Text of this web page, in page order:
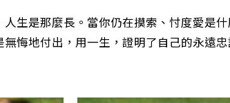
生是那麼長。當你仍在摸索、忖度愛是什
悔地付出，用一生，證明了自己的永遠忠